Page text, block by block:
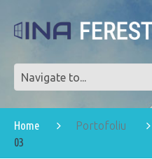
Home Portofoliu
03